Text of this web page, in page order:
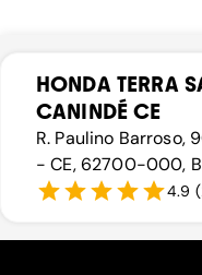
HONDA TERRA
CANINDÉ CE
R. Paulino Barroso,
- CE, 62700-000,
4.9 (